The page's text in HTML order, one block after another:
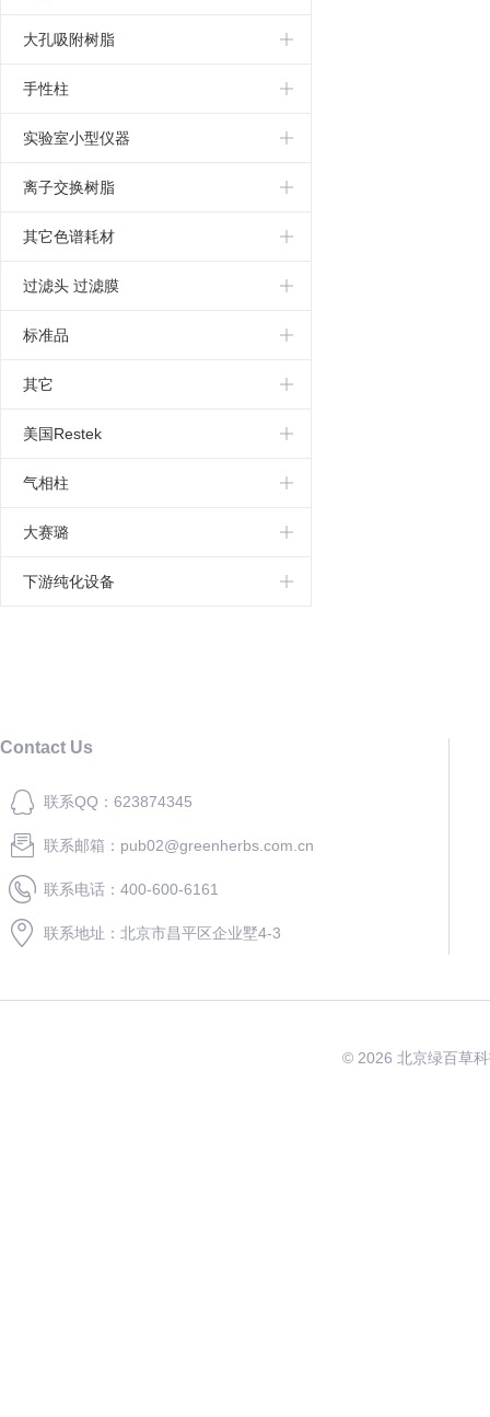
金属清除剂
GE填料
反相填料
亲水C18填料
葡聚糖凝胶填料
专用柱
气相色谱
核壳柱
配件
分析柱
萃取柱
tskgel
光学异构体分析
凝胶色谱柱
毛细管气相色谱柱
离子交换色谱柱
正相色谱柱
固定液
大孔吸附树脂
树脂
三菱树脂
螯合树脂
手性柱
乳酸手性柱
大赛璐手性柱
卵粘蛋白手性柱
实验室小型仪器
离子交换树脂
其它色谱耗材
针式过滤器
蠕动泵
柱温箱
萃取小柱
过滤头 过滤膜
标准品
EP
USP
杂质
欧洲药典
其它
固相萃取
预装柱
GC-e/PSA固相萃取柱
采样器
美国Restek
苏玛罐
空气采样罐
气相柱
分析专用柱
固相萃取柱
大赛璐
下游纯化设备
Contact Us
联系QQ：623874345
联系邮箱：pub02@greenherbs.com.cn
联系电话：400-600-6161
联系地址：北京市昌平区企业墅4-3
© 2026 北京绿百草